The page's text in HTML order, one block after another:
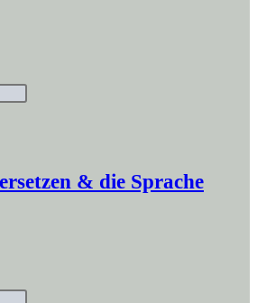
& die Sprache